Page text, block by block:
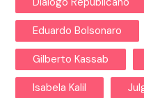
Eduardo Bolsonaro
Gilberto Kassab
Isabela Kalil